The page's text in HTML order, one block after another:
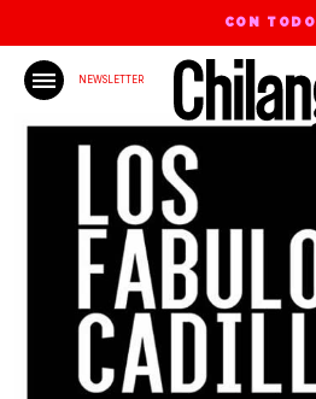
CON TODO
NEWSLETTER